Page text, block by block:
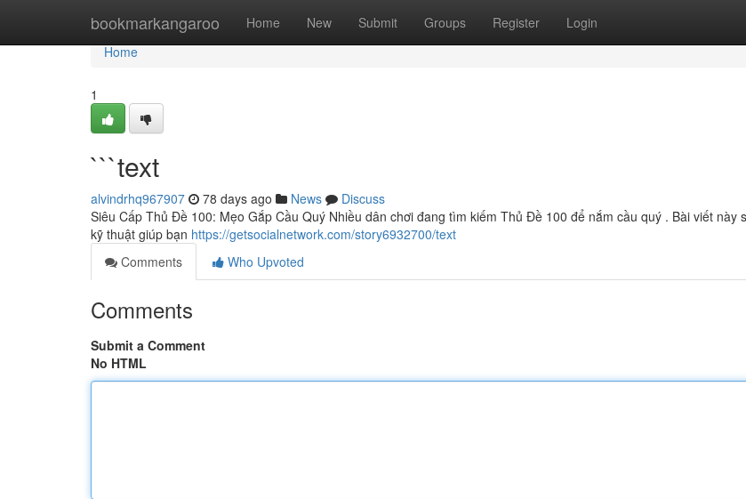
bookmarkangaroo Home New Submit Groups Register Login
Home
Home
1
```text
alvindrhq967907 78 days ago News
Discuss
Siêu Cấp Thủ Đề 100: Mẹo Gắp Cầu Quý Nhiều dân chơi đang tìm kiếm Thủ Đề 100 để nắm cầu quý . Bài viết này
kỹ thuật giúp bạn https://getsocialnetwork.com/story6932700/text
Comments
Who Upvoted
Comments
Submit a Comment
No HTML